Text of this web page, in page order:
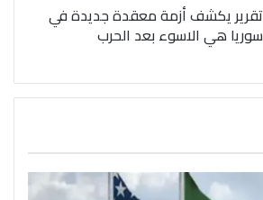
تقرير يكشف أزمة معقدة جديدة في
سوريا هي الاسوء بعد الحرب